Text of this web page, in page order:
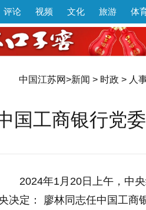
评论 视频 文化 旅游 体
中国江苏网>新闻 > 时政 > 人
国工商银行党
2024年1月20日上午，中
决定： 廖林同志任中国工商